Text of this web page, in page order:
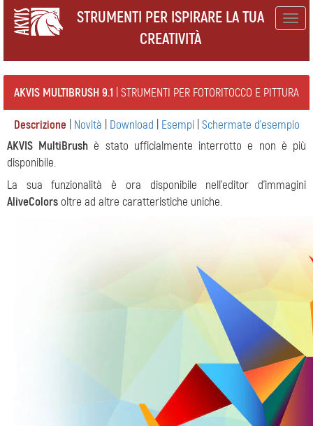
STRUMENTI PER ISPIRARE LA TUA
CREATIVITÀ
AKVIS MULTIBRUSH 9.1 | STRUMENTI PER FOTORITOCCO E PITTURA
Descrizione Novità Download Esempi| Schermate d'esempio
AKVIS MultiBrush è stato ufficialmente interrotto e non è più
disponibile.
La sua funzionalità è ora disponibile nell'editor d'immagini
AliveColors oltre ad altre caratteristiche uniche.